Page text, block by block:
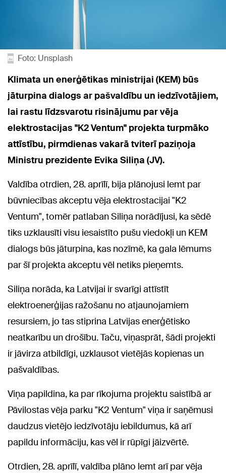
Foto: Unsplash
Klimata un enerģētikas ministrijai (KEM) būs
jāturpina dialogs ar pašvaldību un iedzīvotājiem,
lai rastu līdzsvarotu risinājumu par vēja
elektrostacijas "K2 Ventum" projekta turpmāko
attīstību, pirmdienas vakarā tviterī paziņoja
Ministru prezidente Evika Siliņa (JV).
Valdība otrdien, 28. aprīlī, bija plānojusi lemt par
būvniecības akceptu vēja elektrostacijai "K2
Ventum", tomēr patlaban Siliņa norādījusi, ka sēdē
tiks uzklausīti visu iesaistīto pušu viedokļi un KEM
dialogs būs jāturpina, kas nozīmē, ka gala lēmums
par šī projekta akceptu vēl netiks pieņemts.
Siliņa norāda, ka Latvijai ir svarīgi attīstīt
elektroenerģijas ražošanu no atjaunojamiem
resursiem, jo tas stiprina Latvijas enerģētisko
neatkarību un drošību. Taču, viņasprāt, šādi projekti
ir jāvirza atbildīgi, uzklausot vietējās kopienas un
pašvaldības.
Viņa papildina, ka par rīkojuma projektu saistībā ar
Pāvilostas vēja parku "K2 Ventum" viņa ir saņēmusi
daudzus vietējo iedzīvotāju iebildumus, kā arī
papildu informāciju, kas vēl ir rūpīgi jāizvērtē.
Otrdien, 28. aprīlī, valdība plāno lemt arī par vēja